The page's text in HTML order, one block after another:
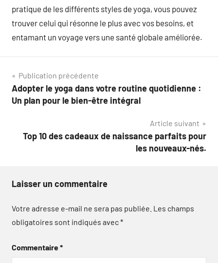
pratique de les différents styles de yoga, vous pouvez
trouver celui qui résonne le plus avec vos besoins, et
entamant un voyage vers une santé globale améliorée.
Navigation
de
Publication précédente
Adopter le yoga dans votre routine quotidienne :
Un plan pour le bien-être intégral
Article suivant
Top 10 des cadeaux de naissance parfaits pour
les nouveaux-nés.
Laisser un commentaire
Votre adresse e-mail ne sera pas publiée. Les champs
obligatoires sont indiqués avec*
Commentaire*